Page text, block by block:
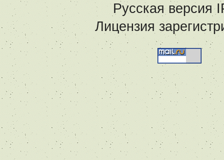
Русская версия
Лицензия